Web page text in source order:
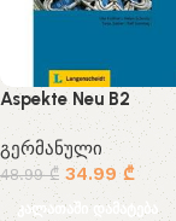
Aspekte Neu B2
გერმანული
48.99₾ 34.99₾
კალათაში დამატება